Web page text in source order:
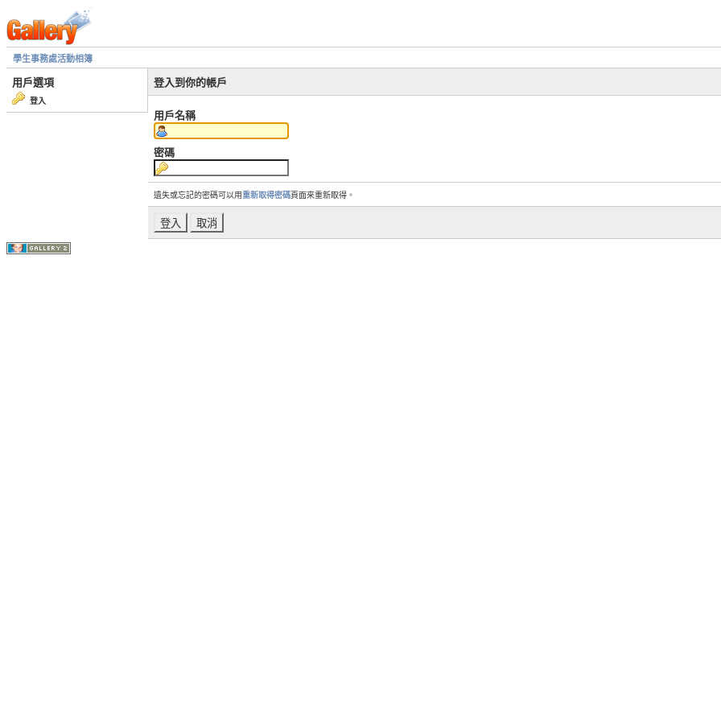
學生事務處活動相簿
用戶選項
登入
登入到你的帳戶
用戶名稱
密碼
遺失或忘記的密碼可以用重新取得密碼頁面來重新取得。